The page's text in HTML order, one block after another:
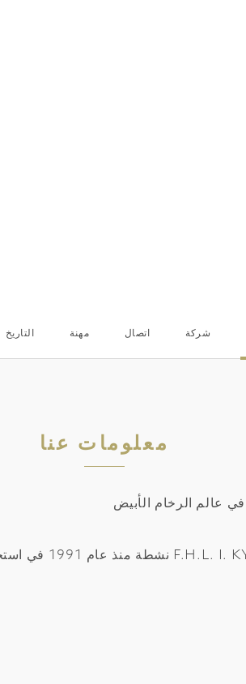
شركة اتصال مهنة التاريخ
معلومات عنا